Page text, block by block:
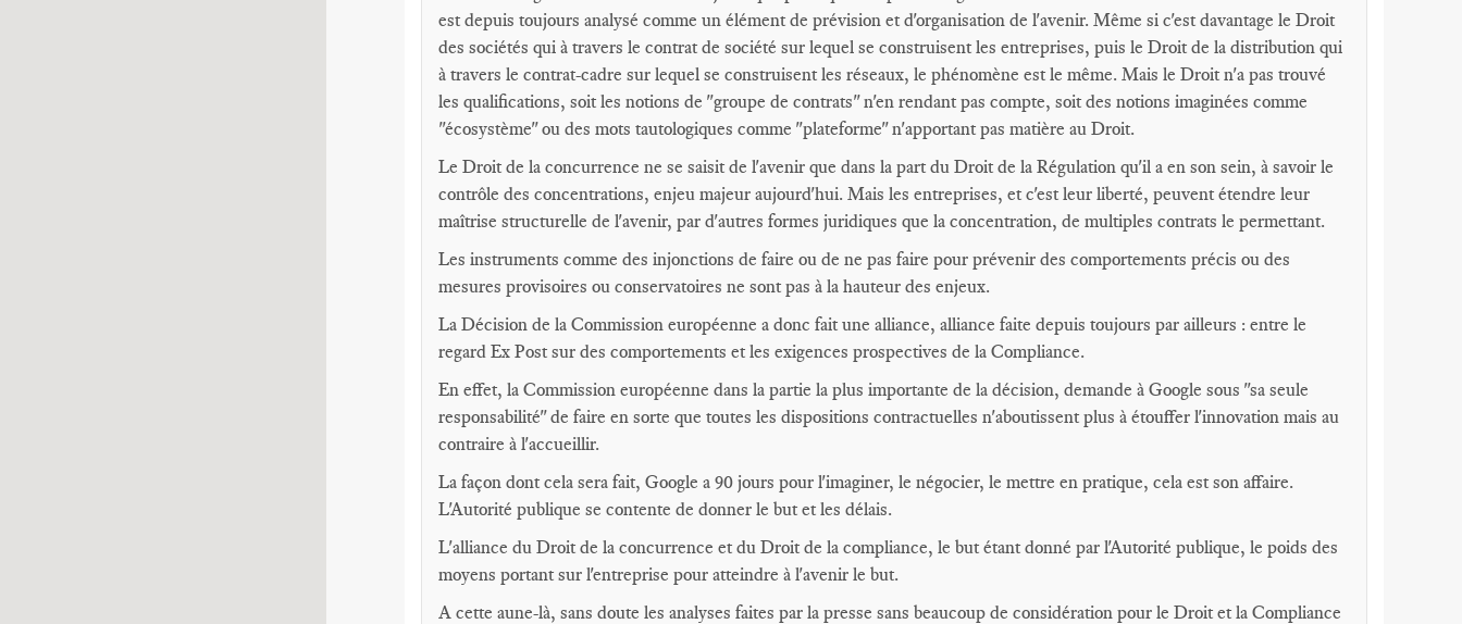
est depuis toujours analysé comme un élément de prévision et d'organisation de l'avenir. Même si c'est davantage le Droit
des sociétés qui à travers le contrat de société sur lequel se construisent les entreprises, puis le Droit de la distribution qui
à travers le contrat-cadre sur lequel se construisent les réseaux, le phénomène est le même. Mais le Droit n'a pas trouvé
les qualifications, soit les notions de "groupe de contrats" n'en rendant pas compte, soit des notions imaginées comme
"écosystème" ou des mots tautologiques comme "plateforme" n'apportant pas matière au Droit.
Le Droit de la concurrence ne se saisit de l'avenir que dans la part du Droit de la Régulation qu'il a en son sein, à savoir le
contrôle des concentrations, enjeu majeur aujourd'hui. Mais les entreprises, et c'est leur liberté, peuvent étendre leur
maîtrise structurelle de l'avenir, par d'autres formes juridiques que la concentration, de multiples contrats le permettant.
Les instruments comme des injonctions de faire ou de ne pas faire pour prévenir des comportements précis ou des
mesures provisoires ou conservatoires ne sont pas à la hauteur des enjeux.
La Décision de la Commission européenne a donc fait une alliance, alliance faite depuis toujours par ailleurs : entre le
regard Ex Post sur des comportements et les exigences prospectives de la Compliance.
En effet, la Commission européenne dans la partie la plus importante de la décision, demande à Google sous "sa seule
responsabilité" de faire en sorte que toutes les dispositions contractuelles n'aboutissent plus à étouffer l'innovation mais au
contraire à l'accueillir.
La façon dont cela sera fait, Google a 90 jours pour l'imaginer, le négocier, le mettre en pratique, cela est son affaire.
L'Autorité publique se contente de donner le but et les délais.
L'alliance du Droit de la concurrence et du Droit de la compliance, le but étant donné par l'Autorité publique, le poids des
moyens portant sur l'entreprise pour atteindre à l'avenir le but.
A cette aune-là, sans doute les analyses faites par la presse sans beaucoup de considération pour le Droit et la Compliance